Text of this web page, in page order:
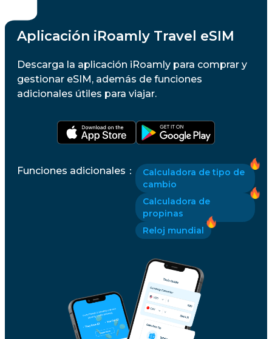
Aplicación iRoamly Travel eSIM
Descarga la aplicación iRoamly para comprar y
gestionar eSIM, además de funciones
adicionales útiles para viajar.
Funciones adicionales ：
Calculadora de tipo de
cambio
Calculadora de
propinas
Reloj mundial